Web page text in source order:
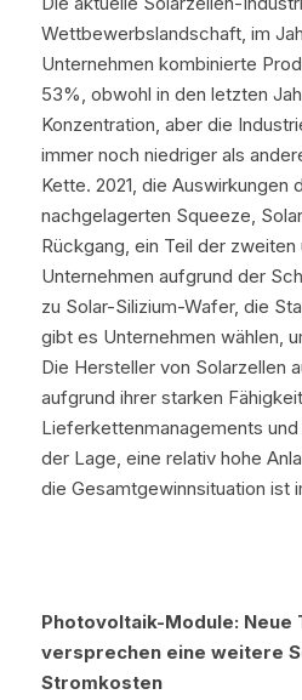
Wettbewerbslandschaft, im
Unternehmen kombinierte
53%, obwohl in den letzten
Konzentration, aber die
immer noch niedriger als
Kette. 2021, die Auswirkungen
nachgelagerten Squeeze,
Rückgang, ein Teil der zweiten
Unternehmen aufgrund der
zu Solar-Silizium-Wafer, die
gibt es Unternehmen wählen,
Die Hersteller von Solarzellen
aufgrund ihrer starken
Lieferkettenmanagements
der Lage, eine relativ hohe
die Gesamtgewinnsituation ist
Photovoltaik-Module: Neue
versprechen eine weitere
Stromkosten